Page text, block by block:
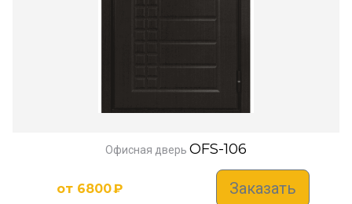
Офисная дверь OFS-106
от 6800₽ Заказать